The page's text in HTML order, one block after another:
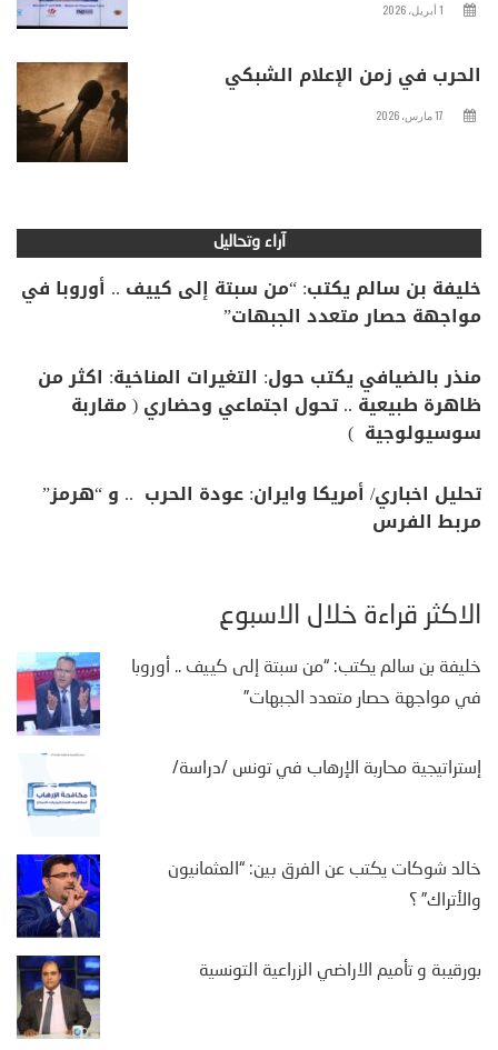
1 أبريل، 2026
الحرب في زمن الإعلام الشبكي
17 مارس، 2026
آراء وتحاليل
خليفة بن سالم يكتب: “من سبتة إلى كييف .. أوروبا في
مواجهة حصار متعدد الجبهات”
منذر بالضيافي يكتب حول: التغيرات المناخية: اكثر من
ظاهرة طبيعية .. تحول اجتماعي وحضاري ( مقاربة
سوسيولوجية )
تحليل اخباري/ أمريكا وايران: عودة الحرب .. و “هرمز”
مربط الفرس
الأكثر قراءة خلال الأسبوع
خليفة بن سالم يكتب: “من سبتة إلى كييف .. أوروبا
في مواجهة حصار متعدد الجبهات”
إستراتيجية محاربة الإرهاب في تونس /دراسة/
خالد شوكات يكتب عن الفرق بين: “العثمانيون
والأتراك” ؟
بورقيبة و تأميم الاراضي الزراعية التونسية